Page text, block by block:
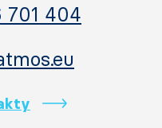
701 404